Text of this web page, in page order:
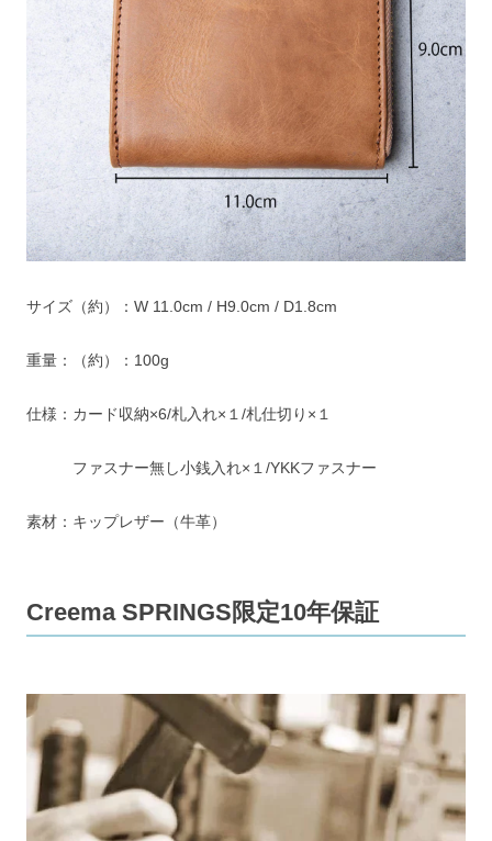
サイズ（約）：W 11.0cm / H9.0cm / D1.8cm
重量：（約）：100g
仕様：カード収納×6/札入れ×１/札仕切り×１
ファスナー無し小銭入れ×１/YKKファスナー
素材：キップレザー（牛革）
Creema SPRINGS限定10年保証